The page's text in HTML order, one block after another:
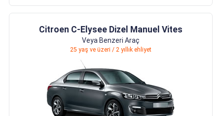
Citroen C-Elysee Dizel Manuel Vites
Veya Benzeri Araç
25 yaş ve üzeri / 2 yıllık ehliyet